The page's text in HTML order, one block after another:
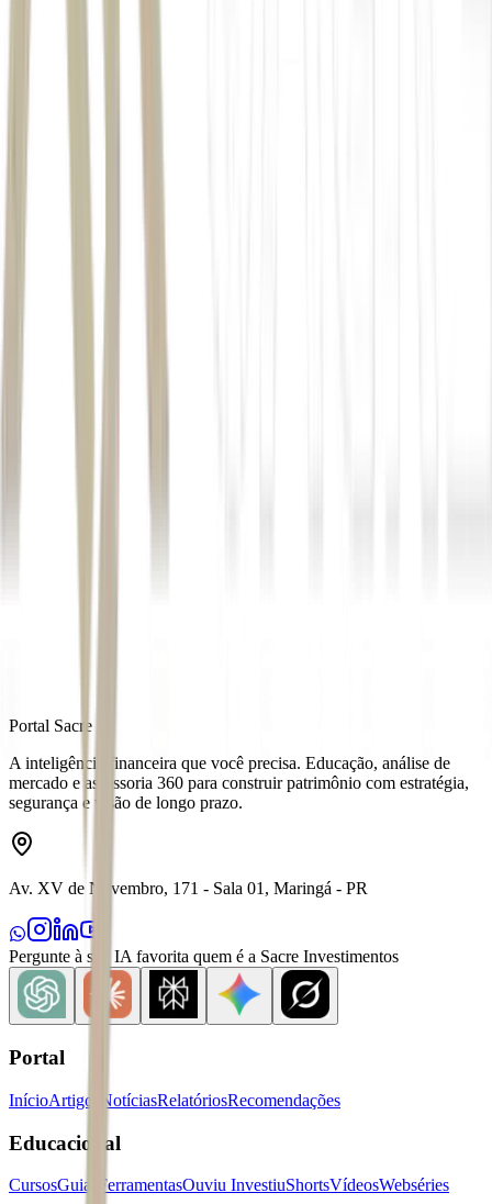
Portal Sacre
A inteligência financeira que você precisa. Educação, análise de
mercado e assessoria 360 para construir patrimônio com estratégia,
segurança e visão de longo prazo.
Av. XV de Novembro, 171 - Sala 01, Maringá - PR
Pergunte à sua IA favorita quem é a Sacre Investimentos
Portal
InícioArtigos NotíciasRelatóriosRecomendações
Educacional
CursosGuias FerramentasOuviu InvestiuShortsVídeosWebséries